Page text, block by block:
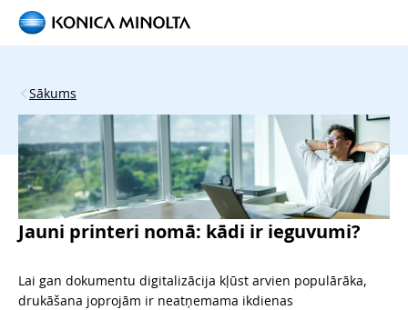
Sākums
Jauni printeri nomā: kādi ir ieguvumi?
Lai gan dokumentu digitalizācija kļūst arvien populārāka,
drukāšana joprojām ir neatņemama ikdienas